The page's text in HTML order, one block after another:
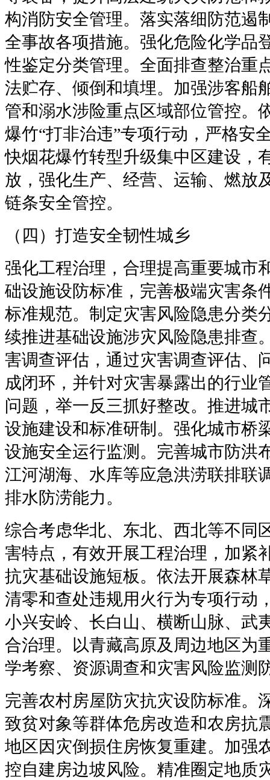
构消防安全管理。落实落细防范遏
全事故各项措施。强化危险化学品
性鉴定分类管理。全面排查整治重
法贮存、倾倒和填埋。加强涉客船
管和溺水涉险重点区域部位管控。
爆竹“打非治违”专项行动，严格安
快烟花爆竹转型升级集中区建设，
放，强化生产、经营、运输、燃放
链条安全管控。
（四）打造安全韧性城乡
强化工程治理，合理提高重要城市
础设施设防标准，完善极端灾害条
标准规范。制定灾害风险隐患分类
续推进基础设施涉灾风险隐患排查
害调查评估，通过灾害调查评估、
成闭环，并针对灾害暴露出的行业
问题，举一反三抓好整改。推进城
设施建设和标准研制。强化城市桥
设施安全运行监测。完善城市防洪
江河湖海、水库等应急洪涝联排联
排水防涝能力。
综合考虑华北、东北、西北等不同
害特点，有效开展工程治理，加紧
抗灾基础设施短板。依法开展森林
清零和查处违规用火行为专项行动
小兴安岭、长白山、横断山脉、武
合治理。以青藏高原及周边地区为
学考察、资源调查和灾害风险监测
完善农村房屋防灾抗灾设防标准。
致贫对象等群体危房改造和农房抗
地区因灾倒损住房恢复重建。加强
控自建房边坡风险。精准圈定地质